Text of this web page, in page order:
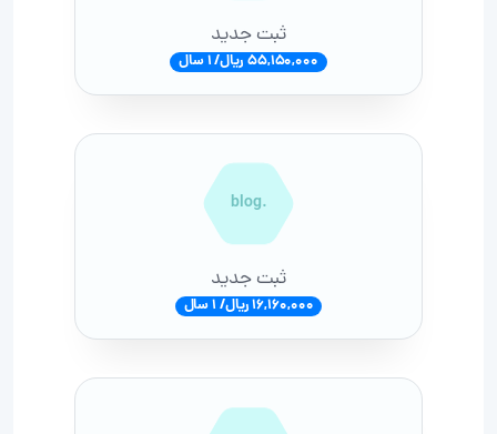
ثبت جدید
55,150,000 ریال/ 1 سال
.blog
ثبت جدید
16,160,000 ریال/ 1 سال